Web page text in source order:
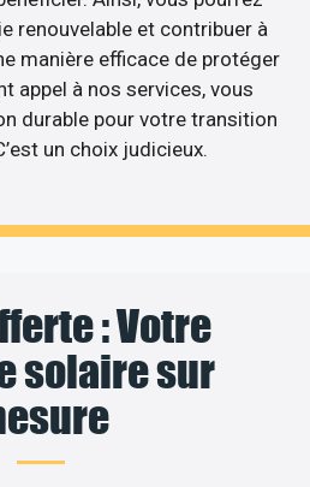
renouvelable et contribuer à
manière efficace de protéger
appel à nos services, vous
durable pour votre transition
un choix judicieux.
: Votre
solaire sur